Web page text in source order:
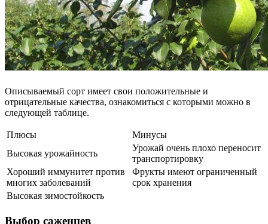
Описываемый сорт имеет свои положительные и
отрицательные качества, ознакомиться с которыми можно в
следующей таблице.
Плюсы
Минусы
Высокая урожайность
Урожай очень плохо переносит
транспортировку
Хороший иммунитет против
многих заболеваний
Фрукты имеют ограниченный
срок хранения
Высокая зимостойкость
Выбор саженцев